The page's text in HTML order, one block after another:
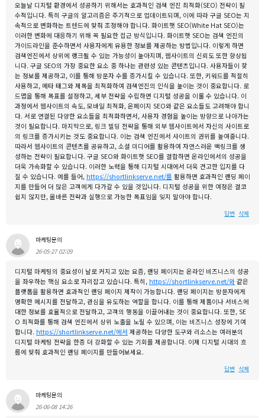
오늘날 디지털 환경에서 성공하기 위해서는 효과적인 검색 엔진 최적화(SEO) 전략이 필
수적입니다. 특히 구글의 알고리즘은 주기적으로 업데이트되며, 이에 따라 구글 SEO는 지
속적으로 변화하는 트렌드에 맞춰 조정해야 합니다. 화이트햇 SEO(White Hat SEO)는
이러한 변화에 대응하기 위해 꼭 필요한 접근 방식입니다. 화이트햇 SEO는 검색 엔진의
가이드라인을 준수하면서 사용자에게 유용한 정보를 제공하는 방법입니다. 이렇게 하면
검색엔진에서 상위에 랭크될 수 있는 가능성이 높아지며, 웹사이트의 신뢰도 또한 향상됩
니다. 구글 SEO의 가장 중요한 요소 중 하나는 관련성 있는 콘텐츠입니다. 사용자들이 찾
는 정보를 제공하고, 이를 통해 방문자 수를 증가시킬 수 있습니다. 또한, 키워드를 적절히
사용하고, 메타 태그와 제목을 최적화하여 검색엔진의 인식을 높이는 것이 중요합니다. 로
드맵을 통해 목표를 설정하고, 세부 전략을 수립하면 디지털 성공을 이룰 수 있습니다. 이
과정에서 웹사이트의 속도, 모바일 최적화, 온페이지 SEO와 같은 요소들도 고려해야 합니
다. 서로 연결된 다양한 요소들을 최적화하면서, 사용자 경험을 높이는 방향으로 나아가는
것이 필요합니다. 마지막으로, 링크 빌딩 전략을 통해 외부 웹사이트에서 자신의 사이트로
의 링크를 증가시키는 것도 중요합니다. 이는 검색 엔진에서 사이트의 권위를 높여줍니다.
따라서 웹사이트의 콘텐츠를 공유하고, 소셜 미디어를 활용하여 자연스러운 백링크를 생
성하는 전략이 필요합니다. 구글 SEO와 화이트햇 SEO를 결합하면 온라인에서의 성공을
더욱 가속화할 수 있습니다. 이러한 노력을 통해 디지털 시대에서 더욱 견고한 입지를 다
질 수 있습니다. 예를 들어, https://shortlinkserve.net/를 활용하면 효과적인 랜딩 페이
지를 만들어 더 많은 고객에게 다가갈 수 있을 것입니다. 디지털 성공을 위한 여정은 결코
쉽지 않지만, 올바른 전략과 실행으로 가능한 목표임을 잊지 말아야 합니다.
답변 삭제
마케팅문의
26-05-27 02:09
디지털 마케팅의 중요성이 날로 커지고 있는 요즘, 랜딩 페이지는 온라인 비즈니스의 성공
을 좌우하는 핵심 요소로 자리잡고 있습니다. 특히, https://shortlinkserve.net/와 같은
플랫폼을 활용하면 효과적인 랜딩 페이지 제작이 가능합니다. 랜딩 페이지는 방문자에게
명확한 메시지를 전달하고, 관심을 유도하는 역할을 합니다. 이를 통해 제품이나 서비스에
대한 정보를 효율적으로 전달하고, 고객의 행동을 이끌어내는 것이 중요합니다. 또한, SE
O 최적화를 통해 검색 엔진에서 상위 노출을 노릴 수 있으며, 이는 비즈니스 성장에 기여
합니다. https://shortlinkserve.net/에서 제공하는 다양한 도구와 리소스는 여러분의
디지털 마케팅 전략을 한층 더 강화할 수 있는 기회를 제공합니다. 이제 디지털 시대의 흐
름에 맞춰 효과적인 랜딩 페이지를 만들어보세요.
답변 삭제
마케팅문의
26-06-08 14:26